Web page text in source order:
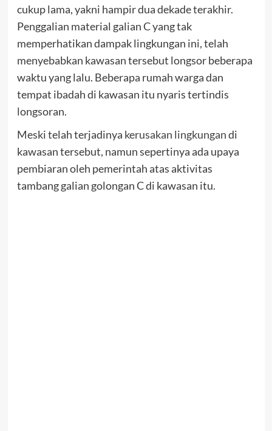
cukup lama, yakni hampir dua dekade terakhir.
Penggalian material galian C yang tak
memperhatikan dampak lingkungan ini, telah
menyebabkan kawasan tersebut longsor beberapa
waktu yang lalu. Beberapa rumah warga dan
tempat ibadah di kawasan itu nyaris tertindis
longsoran.
Meski telah terjadinya kerusakan lingkungandi
kawasan tersebut, namun sepertinya ada upaya
pembiaran oleh pemerintah atas aktivitas
tambang galian golongan C di kawasan itu.